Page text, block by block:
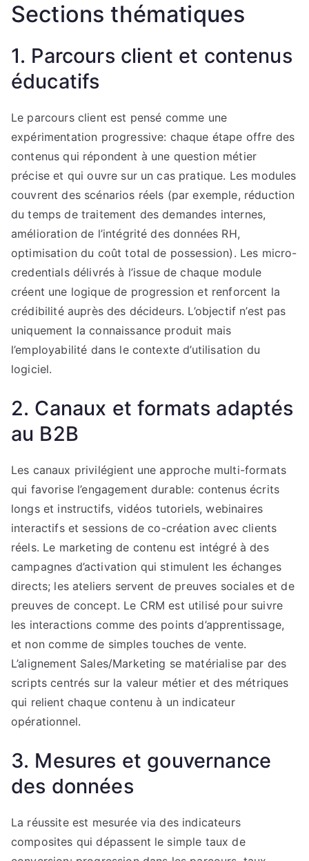
Sections thématiques
1. Parcours client et contenus
éducatifs
Le parcours client est pensé comme une
expérimentation progressive: chaque étape offre des
contenus qui répondent à une question métier
précise et qui ouvre sur un cas pratique. Les modules
couvrent des scénarios réels (par exemple, réduction
du temps de traitement des demandes internes,
amélioration de l’intégrité des données RH,
optimisation du coût total de possession). Les micro-
credentials délivrés à l’issue de chaque module
créent une logique de progression et renforcent la
crédibilité auprès des décideurs. L’objectif n’est pas
uniquement la connaissance produit mais
l’employabilité dans le contexte d’utilisation du
logiciel.
2. Canaux et formats adaptés
au B2B
Les canaux privilégient une approche multi-formats
qui favorise l’engagement durable: contenus écrits
longs et instructifs, vidéos tutoriels, webinaires
interactifs et sessions de co-création avec clients
réels. Le marketing de contenu est intégré à des
campagnes d’activation qui stimulent les échanges
directs; les ateliers servent de preuves sociales et de
preuves de concept. Le CRM est utilisé pour suivre
les interactions comme des points d’apprentissage,
et non comme de simples touches de vente.
L’alignement Sales/Marketing se matérialise par des
scripts centrés sur la valeur métier et des métriques
qui relient chaque contenu à un indicateur
opérationnel.
3. Mesures et gouvernance
des données
La réussite est mesurée via des indicateurs
composites qui dépassent le simple taux de